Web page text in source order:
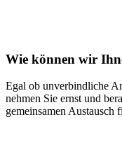
Wie können wir
Egal ob unverbindliche
nehmen Sie ernst und
gemeinsamen